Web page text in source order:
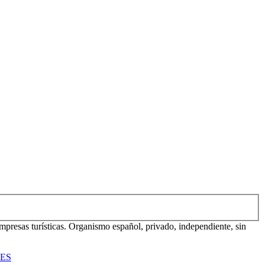
turísticas. Organismo español, privado, independiente, sin